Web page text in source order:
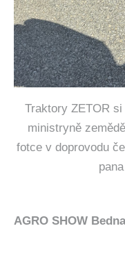
Traktory ZETOR
ministryně
fotce v doprovodu
AGRO SHOW